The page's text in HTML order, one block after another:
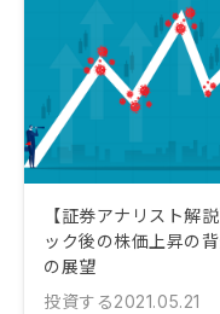
【証券アナリスト解
ック後の株価上昇の
の展望
投資する2021.05.21